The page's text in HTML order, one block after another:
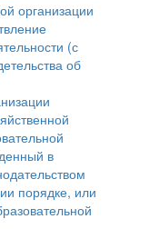
организации
(с
об
в
порядке, или